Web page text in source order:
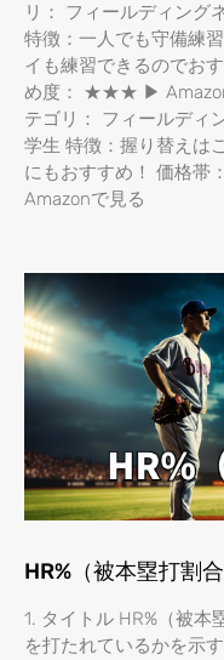
リ： フィールディング
特徴：一人でも守備練
イも練習できるのでお
め度： ★★★ ▶ Amazon
テゴリ： フィールディ
学生 特徴：握り替えは
にもおすすめ！ 価格
Amazonで見る
HR%（被本塁打割合
1. タイトル HR%（被
を打たれているかを示